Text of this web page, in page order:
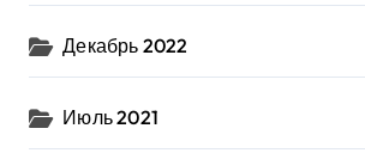
Декабрь 2022
Июль 2021